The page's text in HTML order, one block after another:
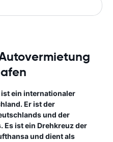
ist ein internationaler
Er ist der
und der
ist ein Drehkreuz der
und dient als